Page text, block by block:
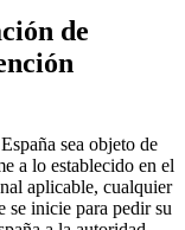
de
sea objeto de
a lo establecido en el
aplicable, cualquier
se inicie para pedir su